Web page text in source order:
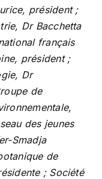
président ;
Dr Bacchetta
français
président ;
Dr
de
des jeunes
Smadja
de
; Société